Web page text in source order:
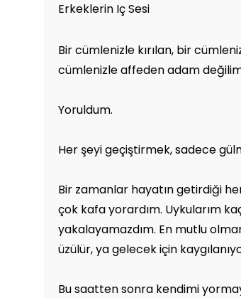
Erkeklerin Iç Sesi
Bir cümlenizle kırılan, bir
cümlenizle affeden adam
Yoruldum.
Her şeyi geçiştirmek, sadece
Bir zamanlar hayatın getirdiği
çok kafa yorardım. Uykularım
yakalayamazdım. En mutlu
üzülür, ya gelecek için
Bu saatten sonra kendimi